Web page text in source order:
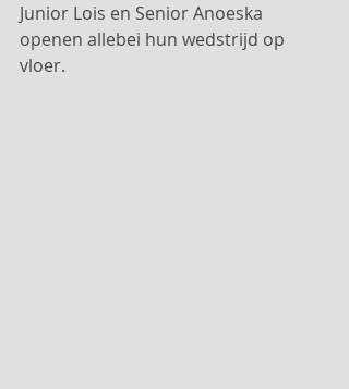
Junior Lois en Senior Anoeska
openen allebei hun wedstrijd op
vloer.